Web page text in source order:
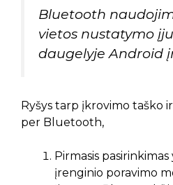
Bluetooth
vietos nustatymo
daugelyje Android
Ryšys tarp įkrovimo taško
per Bluetooth,
Pirmasis
įrenginio poravimo